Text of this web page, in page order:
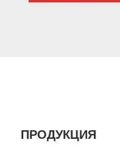
ПРОДУКЦИЯ